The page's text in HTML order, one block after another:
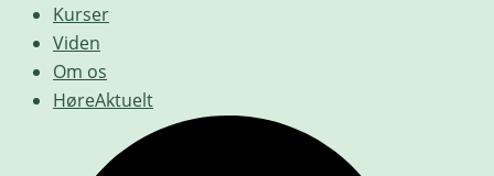
Kurser
Viden
Om os
HøreAktuelt